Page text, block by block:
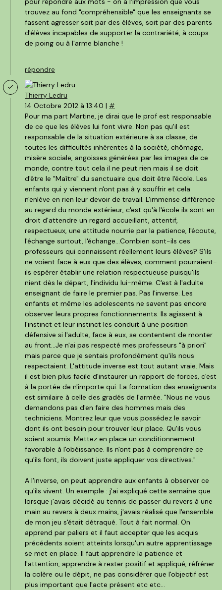
trouvez au fond "compréhensible" que les enseignants se
fassent agresser soit par des élèves, soit par des parents
d'élèves incapables de supporter la contrariété, à coups
de poing ou à l'arme blanche !
répondre
Thierry Ledru
14 Octobre 2012 à 13:40 | #
Pour ma part Martine, je dirai que le prof est responsable
de ce que les élèves lui font vivre. Non pas qu'il est
responsable de la situation extérieure à sa classe, de
toutes les difficultés inhérentes à la société, chômage,
misère sociale, angoisses générées par les images de ce
monde, contre tout cela il ne peut rien mais il se doit
d'être le "Maître" du sanctuaire que doit être l'école. Les
enfants qui y viennent n'ont pas à y souffrir et cela
n'enlève en rien leur devoir de travail. L'immense différence
au regard du monde extérieur, c'est qu'à l'école ils sont en
droit d'attendre un regard accueillant, attentif,
respectueux, une attitude nourrie par la patience, l'écoute,
l'échange surtout, l'échange...Combien sont-ils ces
professeurs qui connaissent réellement leurs élèves? S'ils
ne voient face à eux que des élèves, comment pourraient-
ils espérer établir une relation respectueuse puisqu'ils
nient dès le départ, l'individu lui-même. C'est à l'adulte
enseignant de faire le premier pas. Pas l'inverse. Les
enfants et même les adolescents ne savent pas encore
observer leurs propres fonctionnements. Ils agissent à
l'instinct et leur instinct les conduit à une position
défensive si l'adulte, face à eux, se contentent de monter
au front...Je n'ai pas respecté mes professeurs "à priori"
mais parce que je sentais profondément qu'ils nous
respectaient. L'attitude inverse est tout autant vraie. Mais
il est bien plus facile d'instaurer un rapport de forces, c'est
à la portée de n'importe qui. La formation des enseignants
est similaire à celle des gradés de l'armée. "Nous ne vous
demandons pas d'en faire des hommes mais des
techniciens. Montrez leur que vous possédez le savoir
dont ils ont besoin pour trouver leur place. Qu'ils vous
soient soumis. Mettez en place un conditionnement
favorable à l'obéissance. Ils n'ont pas à comprendre ce
qu'ils font, ils doivent juste appliquer vos directives."
A l'inverse, on peut apprendre aux enfants à observer ce
qu'ils vivent. Un exemple : j'ai expliqué cette semaine que
lorsque j'avais décidé au tennis de passer du revers à une
main au revers à deux mains, j'avais réalisé que l'ensemble
de mon jeu s'était détraqué. Tout à fait normal. On
apprend par paliers et il faut accepter que les acquis
précédents soient atteints lorsqu'un autre apprentissage
se met en place. Il faut apprendre la patience et
l'attention, apprendre à rester positif et appliqué, réfréner
la colère ou le dépit, ne pas considérer que l'objectif est
plus important que l'acte présent etc etc...